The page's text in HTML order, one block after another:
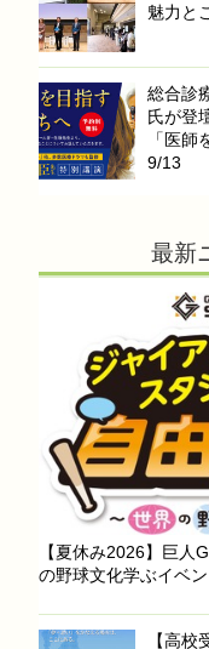
魅力と
総合診
氏が登
「医
9/13
最新
【夏休み2026】巨人
の野球文化学ぶイベ
【高校